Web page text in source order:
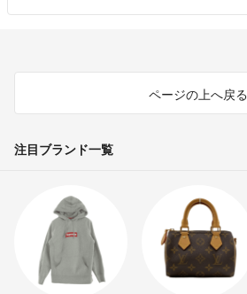
ページの上へ戻る
注目ブランド一覧